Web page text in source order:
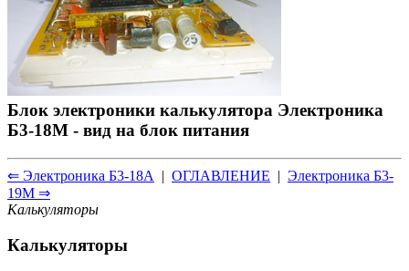
Блок электроники калькулятора Электроника
Б3-18М - вид на блок питания
⇐ Электроника Б3-18А | ОГЛАВЛЕНИЕ | Электроника Б3-
19М ⇒
Калькуляторы
Калькуляторы